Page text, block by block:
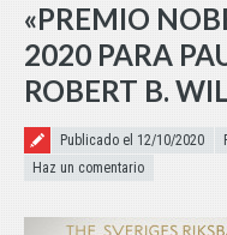
«PREMIO
2020 PARA
ROBERT B.
Publicado el
Publicado el 12/10/2020
Haz un comentario